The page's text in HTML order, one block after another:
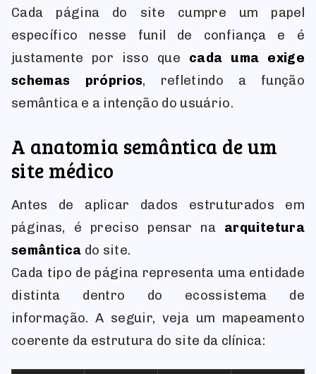
Cada página do site cumpre um papel
específico nesse funil de confiança e é
justamente por isso que cada uma exige
schemas próprios, refletindo a função
semântica e a intenção do usuário.
A anatomia semântica de um
site médico
Antes de aplicar dados estruturados em
páginas, é preciso pensar na arquitetura
semântica do site.
Cada tipo de página representa uma entidade
distinta dentro do ecossistema de
informação. A seguir, veja um mapeamento
coerente da estrutura do site da clínica: